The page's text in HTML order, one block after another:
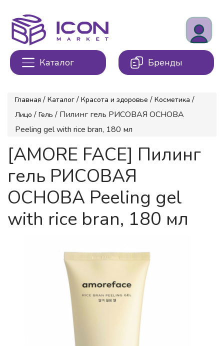
Каталог Бренды
Главная / Каталог / Красота и здоровье / Косметика /
Лицо / Гель / Пилинг гель РИСОВАЯ ОСНОВА
Peeling gel with rice bran, 180 мл
[AMORE FACE] Пилинг
гель РИСОВАЯ
ОСНОВА Peeling gel
with rice bran, 180 мл